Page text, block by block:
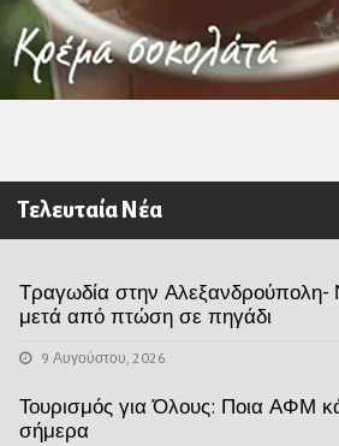
Τελευταία Νέα
Τραγωδία στην Αλεξανδρούπολη-
μετά από πτώση σε πηγάδι
9 Αυγούστου, 2026
Τουρισμός για Όλους: Ποια ΑΦΜ
σήμερα